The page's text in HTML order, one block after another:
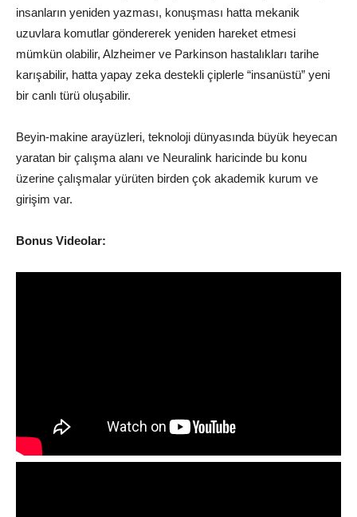
insanların yeniden yazması, konuşması hatta mekanik
uzuvlara komutlar göndererek yeniden hareket etmesi
mümkün olabilir, Alzheimer ve Parkinson hastalıkları tarihe
karışabilir, hatta yapay zeka destekli çiplerle “insanüstü” yeni
bir canlı türü oluşabilir.
Beyin-makine arayüzleri, teknoloji dünyasında büyük heyecan
yaratan bir çalışma alanı ve Neuralink haricinde bu konu
üzerine çalışmalar yürüten birden çok akademik kurum ve
girişim var.
Bonus Videolar: